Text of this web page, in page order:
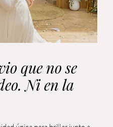
que no se
Ni en la